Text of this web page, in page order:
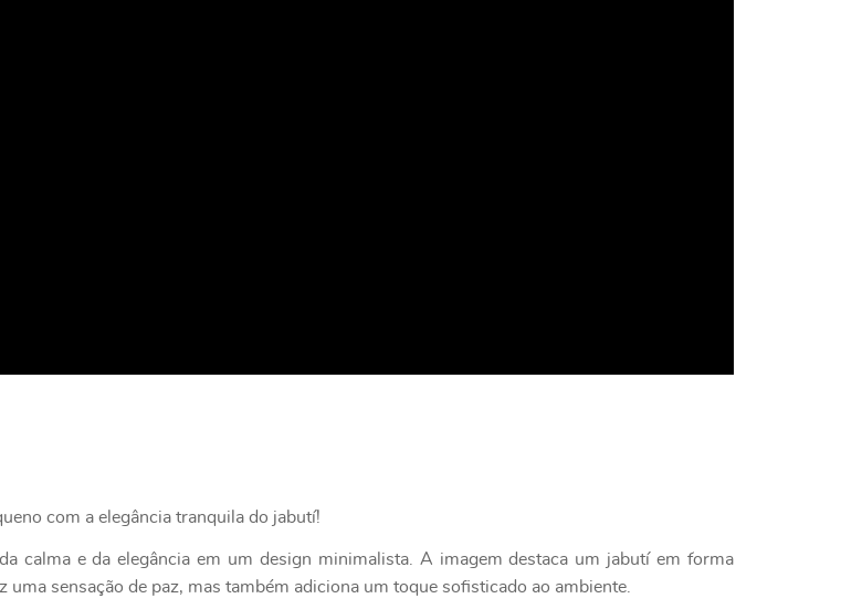
com a elegância tranquila do jabutí!
calma e da elegância em um design minimalista. A imagem destaca um jabutí em forma
sensação de paz, mas também adiciona um toque sofisticado ao ambiente.